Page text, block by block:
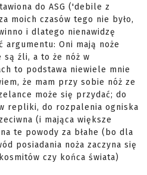
do ASG ('debile z
moich czasów tego nie było,
i dlatego nienawidzę
argumentu: Oni mają noże
są źli, a to że nóż w
to podstawa niewiele mnie
że mam przy sobie nóż ze
może się przydać; do
repliki, do rozpalenia ogniska
(i mająca większe
te powody za błahe (bo dla
posiadania noża zaczyna się
czy końca świata)